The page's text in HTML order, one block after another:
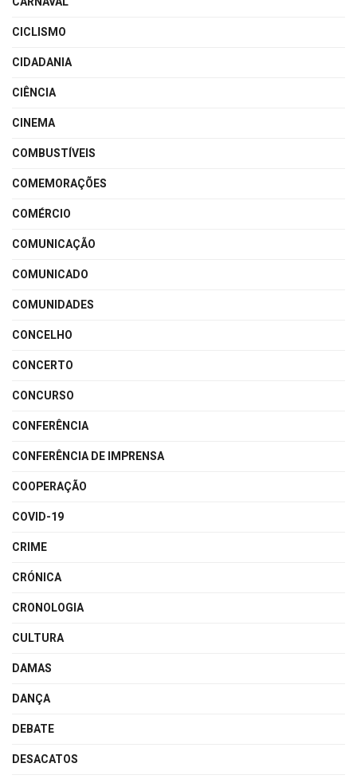
CICLISMO
CIDADANIA
CIÊNCIA
CINEMA
COMBUSTÍVEIS
COMEMORAÇÕES
COMÉRCIO
COMUNICAÇÃO
COMUNICADO
COMUNIDADES
CONCELHO
CONCERTO
CONCURSO
CONFERÊNCIA
CONFERÊNCIA DE IMPRENSA
COOPERAÇÃO
COVID-19
CRIME
CRÓNICA
CRONOLOGIA
CULTURA
DAMAS
DANÇA
DEBATE
DESACATOS